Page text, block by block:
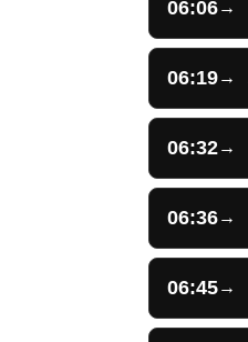
06:06→
06:19→
06:32→
06:36→
06:45→